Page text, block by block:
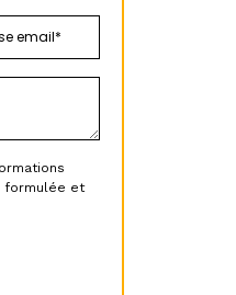
formulée et